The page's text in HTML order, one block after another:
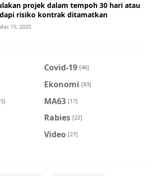
projek dalam tempoh 30 hari atau
risiko kontrak ditamatkan
15, 2025
Covid-19 [46]
Ekonomi [83]
MA63 [17]
Rabies [22]
Video [27]